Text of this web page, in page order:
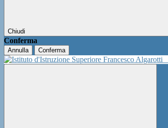
Chiudi
Conferma
Annulla Conferma